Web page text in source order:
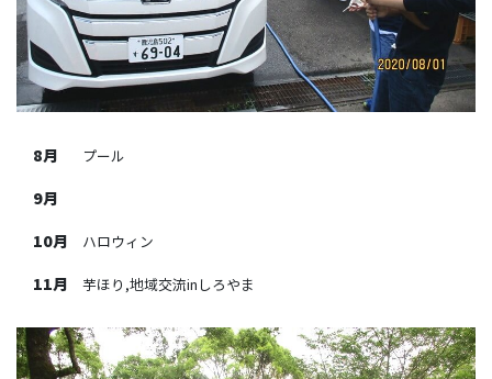
8月 プール
9月
10月
ハロウィン
11月 芋ほり,地域交流inしろやま